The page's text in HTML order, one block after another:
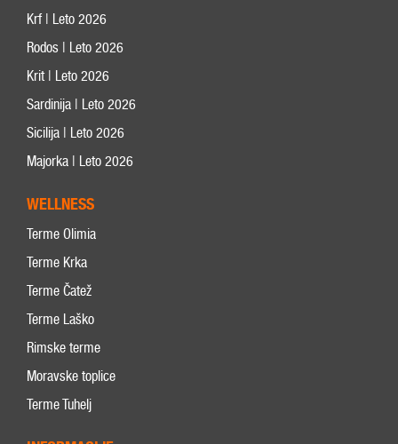
Krf | Leto 2026
Rodos | Leto 2026
Krit | Leto 2026
Sardinija | Leto 2026
Sicilija | Leto 2026
Majorka | Leto 2026
WELLNESS
Terme Olimia
Terme Krka
Terme Čatež
Terme Laško
Rimske terme
Moravske toplice
Terme Tuhelj